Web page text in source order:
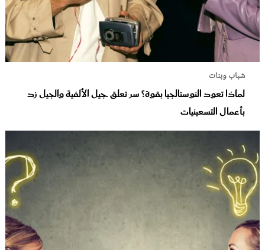
شباب وبنات
لماذا تعود النوستالجيا بقوة؟ سر تعلق جيل الألفية والجيل زد
بأعمال التسعينيات